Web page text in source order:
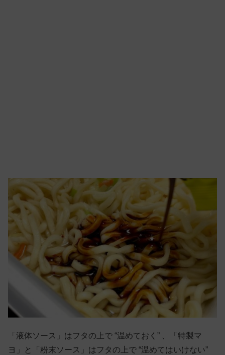
「液体ソース」はフタの上で “温めておく” 、「特製マ
ヨ」と「粉末ソース」はフタの上で “温めてはいけない”